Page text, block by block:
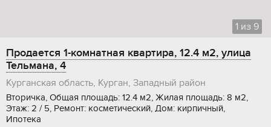
1 из 9
Продается 1-комнатная квартира, 12.4 м2, улица
Тельмана, 4
Курганская область, Курган, Западный район
Вторичка, Общая площадь: 12.4 м2, Жилая площадь: 8 м2,
Этаж: 2 / 5, Ремонт: косметический, Дом: кирпичный,
Ипотека